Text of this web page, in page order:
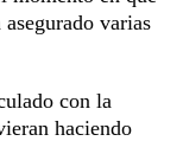
varias
con la
haciendo